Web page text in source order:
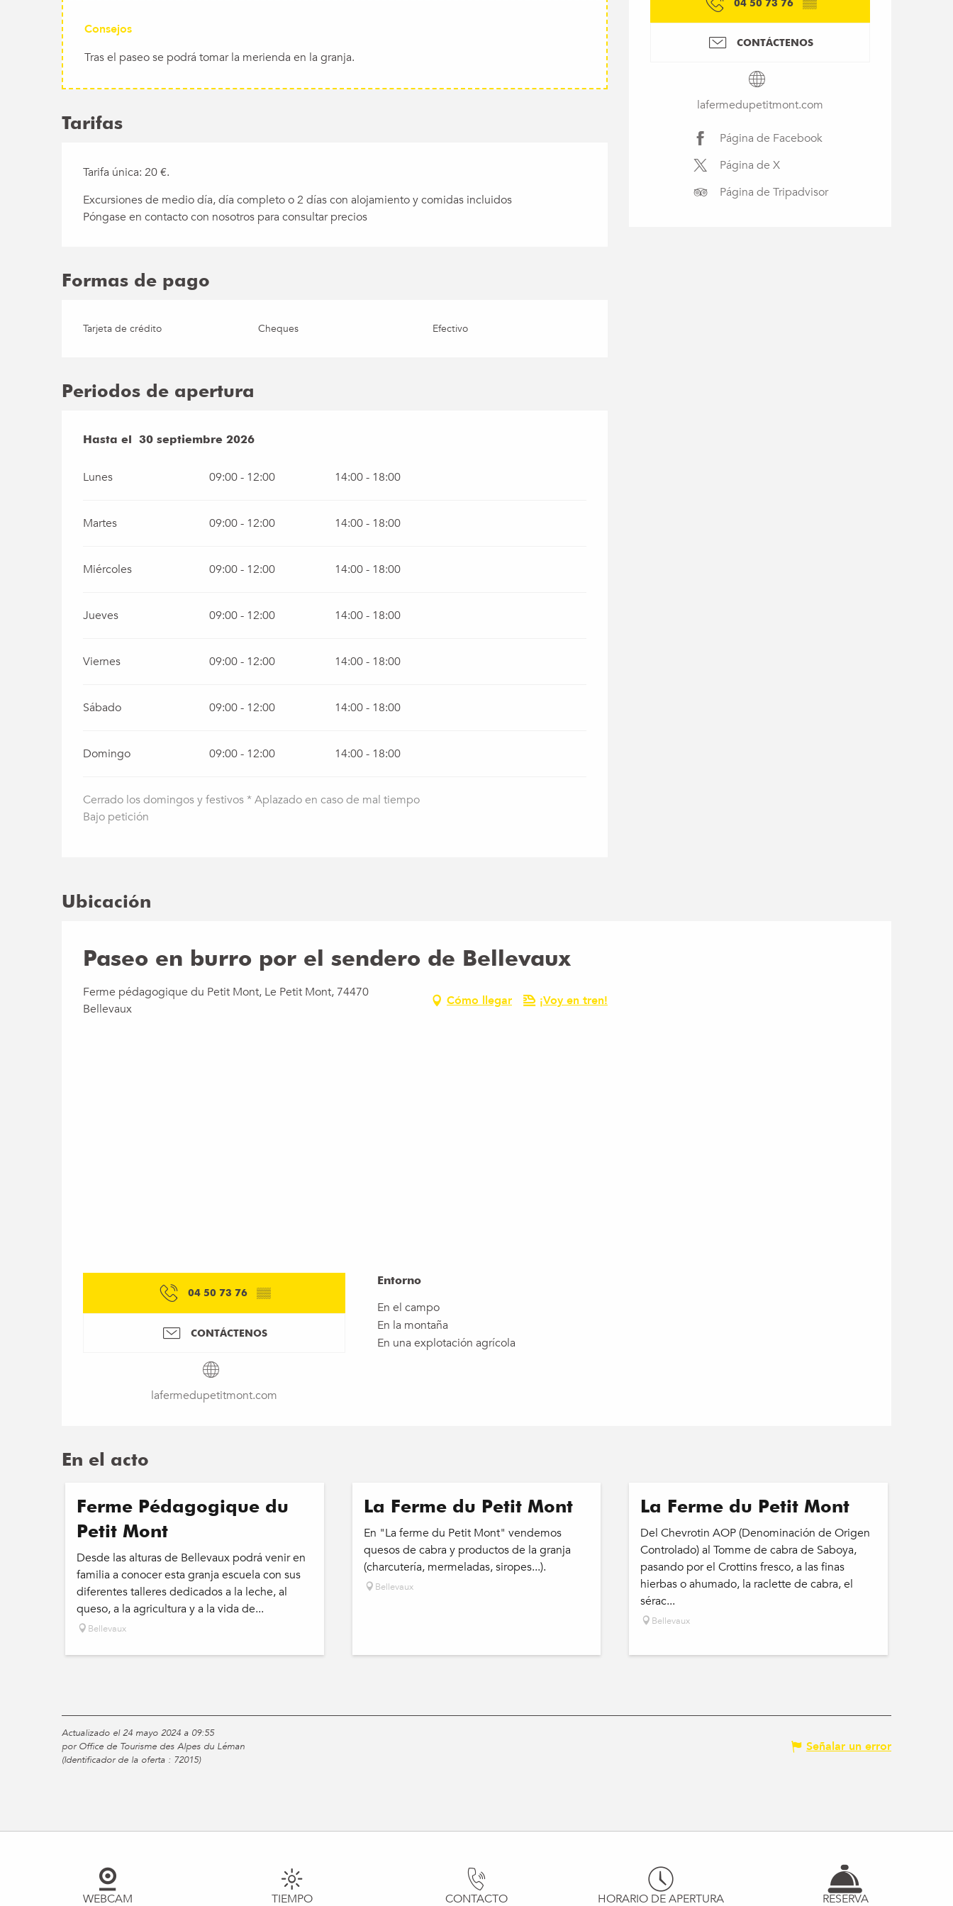
CONTÁCTENOS
lafermedupetitmont.com
Página de Facebook
Página de X
Página de Tripadvisor
Consejos
Tras el paseo se podrá tomar la merienda en la granja.
Tarifas
Tarifa única: 20 €.
Excursiones de medio día, día completo o 2 días con alojamiento y comidas incluidos
Póngase en contacto con nosotros para consultar precios
Formas de pago
Tarjeta de crédito Cheques Efectivo
Periodos de apertura
Del1 mayo 2026al30 septiembre 2026
Hasta el 30 septiembre 2026
Lunes 09:00 - 12:00 14:00 - 18:00
Martes 09:00 - 12:00 14:00 - 18:00
Miércoles 09:00 - 12:00 14:00 - 18:00
Jueves 09:00 - 12:00 14:00 - 18:00
Viernes 09:00 - 12:00 14:00 - 18:00
Sábado 09:00 - 12:00 14:00 - 18:00
Domingo 09:00 - 12:00 14:00 - 18:00
Cerrado los domingos y festivos * Aplazado en caso de mal tiempo
Bajo petición
Ubicación
Paseo en burro por el sendero de Bellevaux
Ferme pédagogique du Petit Mont, Le Petit Mont, 74470
Bellevaux
Cómo llegar ¡Voy en tren!
04 50 73 76 ▒▒
CONTÁCTENOS
lafermedupetitmont.com
Entorno
Entorno
En el campo
En la montaña
En una explotación agrícola
En el acto
Ferme Pédagogique du
Petit Mont
Desde las alturas de Bellevaux podrá venir en
familia a conocer esta granja escuela con sus
diferentes talleres dedicados a la leche, al
queso, a la agricultura y a la vida de...
Bellevaux
La Ferme du Petit Mont
En "La ferme du Petit Mont" vendemos
quesos de cabra y productos de la granja
(charcutería, mermeladas, siropes...).
Bellevaux
La Ferme du Petit Mont
Del Chevrotin AOP (Denominación de Origen
Controlado) al Tomme de cabra de Saboya,
pasando por el Crottins fresco, a las finas
hierbas o ahumado, la raclette de cabra, el
sérac...
Bellevaux
Actualizado el 24 mayo 2024 a 09:55
por Office de Tourisme des Alpes du Léman
(Identificador de la oferta : 72015)
Señalar un error
WEBCAM TIEMPO CONTACTO HORARIO DE APERTURA RESERVA